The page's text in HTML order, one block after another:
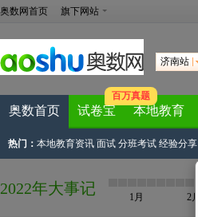
奥数网首页 旗下网站
济南站
奥数首页 试卷宝
百万真题
本地教育
热门： 本地教育资讯 面试 分班考试 经验分享
2022年大事记 1月 2月